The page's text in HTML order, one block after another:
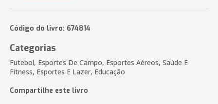
Código do livro: 674814
Categorias
Futebol, Esportes De Campo, Esportes Aéreos, Saúde E
Fitness, Esportes E Lazer, Educação
Compartilhe este livro